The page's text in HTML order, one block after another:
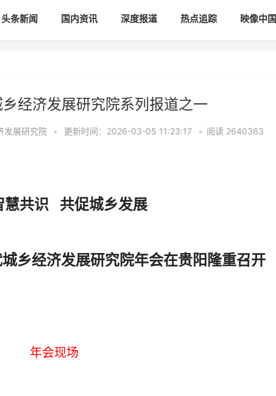
头条新闻 国内资讯 深度报道 热点追踪 映像中国
经济发展研究院系列报道之一
发展研究院 • 更新时间：2026-03-05 11:23:17 • 阅读 2640363
慧共识 共促城乡发展
经济发展研究院年会在贵阳隆重召开
年会现场